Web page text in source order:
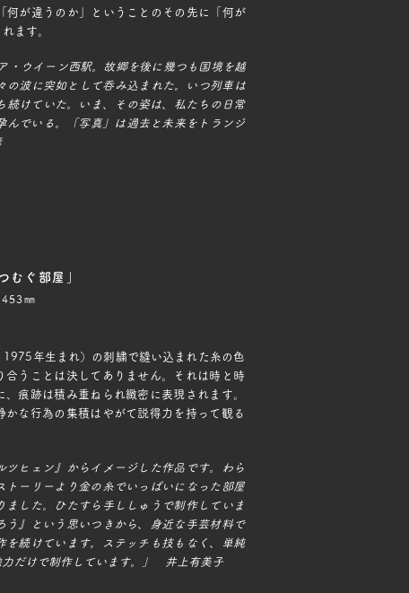
何が違うのか」ということのその先に「何が
ます。
・ウイーン西駅。故郷を後に幾つも国境を越
の波に突如として呑み込まれた。いつ列車は
続けていた。いま、その姿は、私たちの日常
んでいる。「写真」は過去と未来をトランジ
むぐ部屋」
㎜
年生まれ）の刺繍で縫い込まれた糸の色
合うことは決してありません。それは時と時
痕跡は積み重ねられ緻密に表現されます。
かな行為の集積はやがて説得力を持って観る
ツヒェン』からイメージした作品です。わら
トーリーより金の糸でいっぱいになった部屋
ました。ひたすら手ししゅうで制作していま
う』という思いつきから、身近な手芸材料で
を続けています。ステッチも技もなく、単純
力だけで制作しています。」 井上有美子